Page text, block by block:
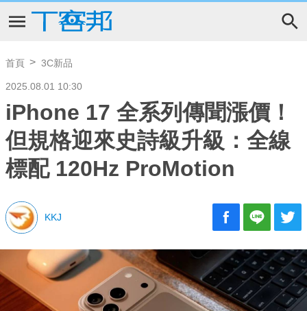
首頁 3C新品
2025.08.01 10:30
iPhone 17 全系列傳聞漲價！
但規格迎來史詩級升級：全線
標配 120Hz ProMotion
KKJ